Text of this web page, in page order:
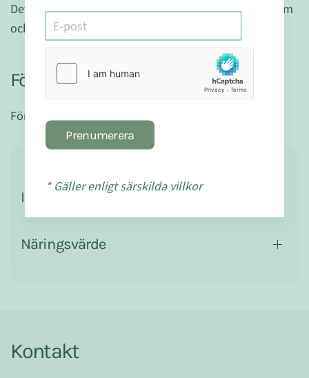
Detta är ett kosttillskott och ersätter inte en hälsosam
och varierad kost.
Förvaring:
Förvaras torrt och oåtkomligt för barn.
Ingredienser
Näringsvärde
Kontakt
Prenumerera
* Gäller enligt särskilda villkor